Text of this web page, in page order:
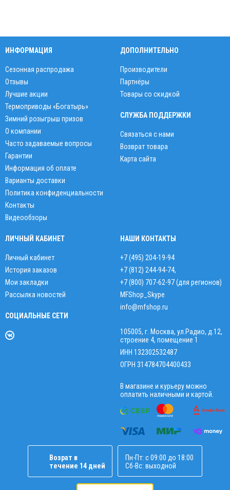
ИНФОРМАЦИЯ
Сезонная распродажа
Отзывы
Лучшие акции
Термоприводы «Богатырь»
Зимний розыгрыш призов
О компании
Часто задаваемые вопросы
Гарантии
Информация об оплате
Варианты доставки
Политика конфиденциальности
Контакты
Видеообзоры
ДОПОЛНИТЕЛЬНО
Производители
Партнёры
Товары со скидкой
СЛУЖБА ПОДДЕРЖКИ
Связаться с нами
Возврат товара
Карта сайта
ЛИЧНЫЙ КАБИНЕТ
Личный кабинет
История заказов
Мои закладки
Рассылка новостей
СОЦИАЛЬНЫЕ СЕТИ
НАШИ КОНТАКТЫ
+7 (495) 204-19-94
+7 (812) 244-94-74,
+7 (800) 707-62-97 (для регионов)
MFShop_Skype
info@mfshop.ru
105005, г. Москва, ул.Радио, д.12,
строение 4, помещение 1
ИНН 132302532487
ОГРН 314784704400433
В магазине и курьеру можно
оплатить наличными и картой.
Возрат в
течение 14 дней
Пн-Пт: с 09:00 до 18:00
Сб-Вс: выходной